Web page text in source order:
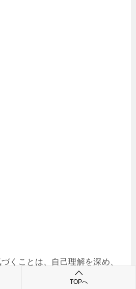
くことは、自己理解を深め、
めるための第一歩です。
TOPへ